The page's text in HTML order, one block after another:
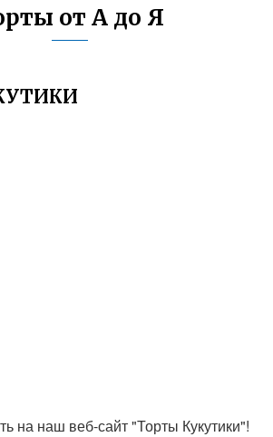
от А до Я
на наш веб-сайт "Торты Кукутики"!